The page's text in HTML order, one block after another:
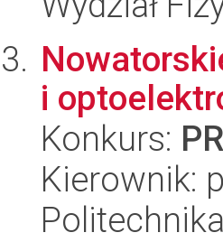
i
Konkurs:
Kierownik: